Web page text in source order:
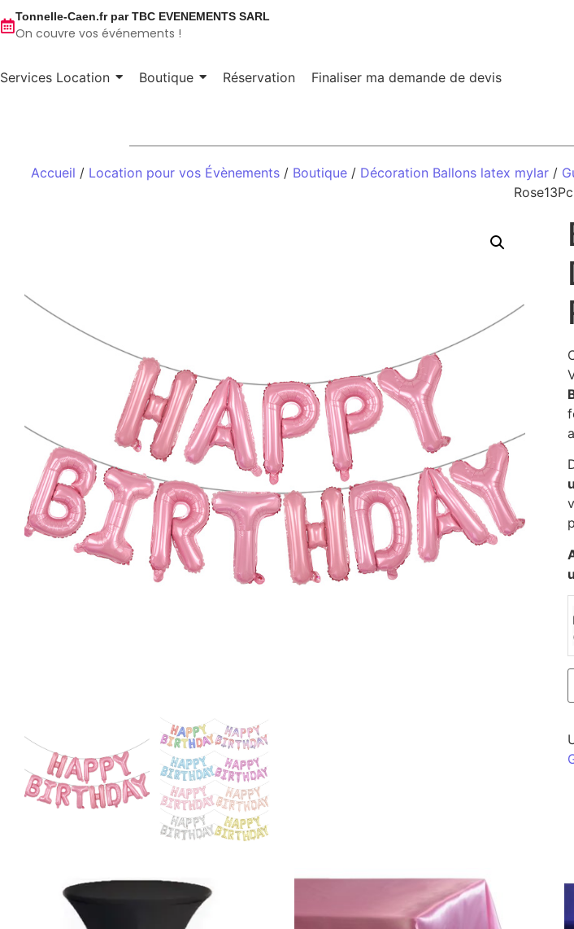
Tonnelle-Caen.fr par TBC EVENEMENTS SARL
On couvre vos événements !
Services Location Boutique Réservation Finaliser ma demande de devis
Accueil / Location pour vos Évènements / Boutique / Décoration Ballons latex mylar /